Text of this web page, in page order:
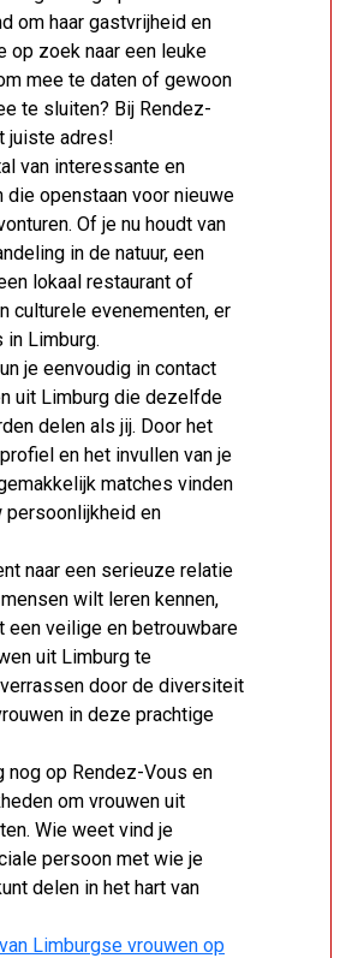
om haar gastvrijheid en
op zoek naar een leuke
mee te daten of gewoon
te sluiten? Bij Rendez-
juiste adres!
van interessante en
die openstaan voor nieuwe
Of je nu houdt van
in de natuur, een
lokaal restaurant of
culturele evenementen, er
Limburg.
je eenvoudig in contact
uit Limburg die dezelfde
delen als jij. Door het
en het invullen van je
matches vinden
persoonlijkheid en
naar een serieuze relatie
wilt leren kennen,
een veilige en betrouwbare
uit Limburg te
door de diversiteit
in deze prachtige
nog op Rendez-Vous en
om vrouwen uit
Wie weet vind je
persoon met wie je
delen in het hart van
Limburgse vrouwen op